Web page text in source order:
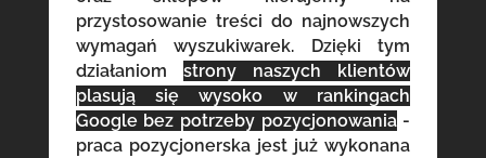
przystosowanie treści do najnowszych
wymagań wyszukiwarek. Dzięki tym
działaniom strony naszych klientów
plasują się wysoko w rankingach
Google bez potrzeby pozycjonowania-
praca pozycjonerska jest już wykonana